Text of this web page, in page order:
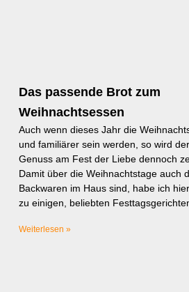
Das passende Brot zum
Weihnachtsessen
Auch wenn dieses Jahr die
und familiärer sein werden, so wird
Genuss am Fest der Liebe dennoch
Damit über die Weihnachtstage auch
Backwaren im Haus sind, habe ich
zu einigen, beliebten
Weiterlesen »